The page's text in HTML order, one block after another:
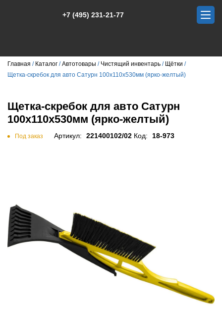
+7 (495) 231-21-77
Главная Каталог Автотовары Чистящий инвентарь
Щётки
Щетка-скребок для авто Сатурн 100х110х530мм (ярко-желтый)
Щетка-скребок для авто Сатурн
100х110х530мм (ярко-желтый)
Под заказ Артикул: 221400102/02 Код: 18-973